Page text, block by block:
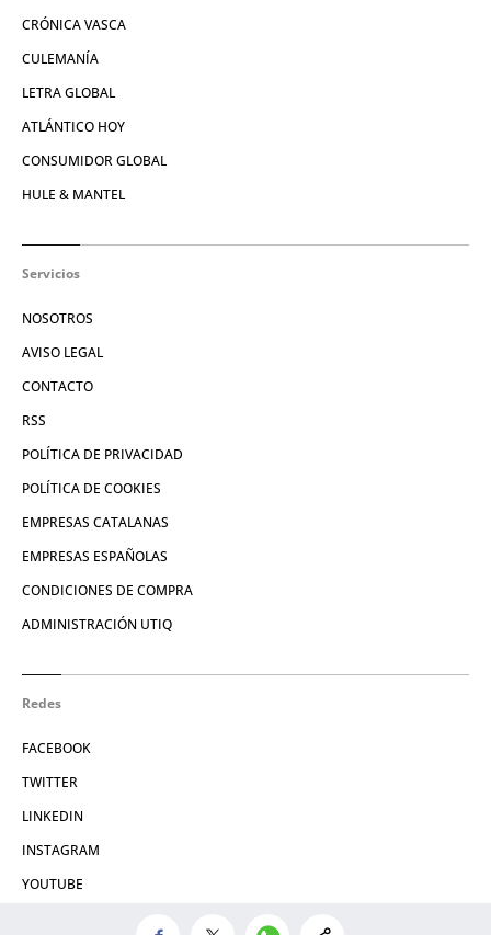
CRÓNICA VASCA
CULEMANÍA
LETRA GLOBAL
ATLÁNTICO HOY
CONSUMIDOR GLOBAL
HULE & MANTEL
Servicios
NOSOTROS
AVISO LEGAL
CONTACTO
RSS
POLÍTICA DE PRIVACIDAD
POLÍTICA DE COOKIES
EMPRESAS CATALANAS
EMPRESAS ESPAÑOLAS
CONDICIONES DE COMPRA
ADMINISTRACIÓN UTIQ
Redes
FACEBOOK
TWITTER
LINKEDIN
INSTAGRAM
YOUTUBE